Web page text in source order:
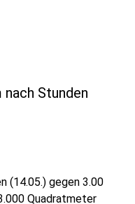
Stunden
(14.05.) gegen 3.00
Quadratmeter